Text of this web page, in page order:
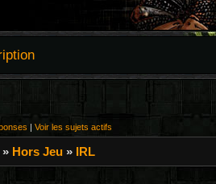
| Voir les sujets actifs
» Hors Jeu » IRL